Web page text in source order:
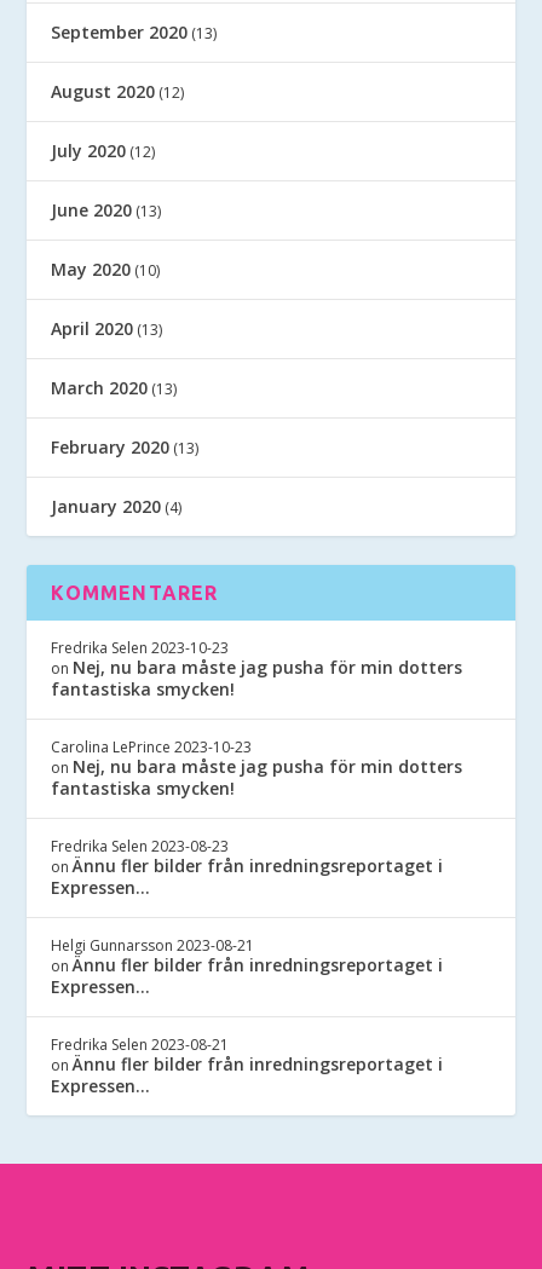
September 2020 (13)
August 2020 (12)
July 2020 (12)
June 2020 (13)
May 2020 (10)
April 2020 (13)
March 2020 (13)
February 2020 (13)
January 2020 (4)
KOMMENTARER
Fredrika Selen 2023-10-23
on Nej, nu bara måste jag pusha för min dotters
fantastiska smycken!
Carolina LePrince 2023-10-23
on Nej, nu bara måste jag pusha för min dotters
fantastiska smycken!
Fredrika Selen 2023-08-23
onÄnnu fler bilder från inredningsreportaget i
Expressen…
Helgi Gunnarsson 2023-08-21
onÄnnu fler bilder från inredningsreportaget i
Expressen…
Fredrika Selen 2023-08-21
onÄnnu fler bilder från inredningsreportaget i
Expressen…